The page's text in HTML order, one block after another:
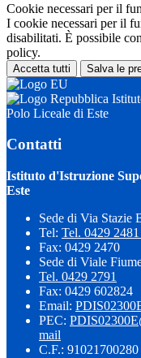
Cookie necessari per il
I cookie necessari per il
disabilitati. È possibile
policy.
Accetta tutti Salva le
Polo Liceale di Este
Contatti
Istituto d'Istruzione
Este
Sede di Via Stazie
Tel: Tel. 0429
Fax: 0429 2470
Sede di Viale
Tel. 0429 2791
Fax: 0429 602824
Email:
PEC:
mail
C.F.: 91021700280